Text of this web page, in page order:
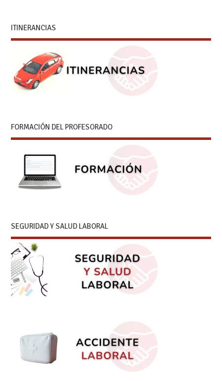
ITINERANCIAS
FORMACIÓN DEL PROFESORADO
SEGURIDAD Y SALUD LABORAL